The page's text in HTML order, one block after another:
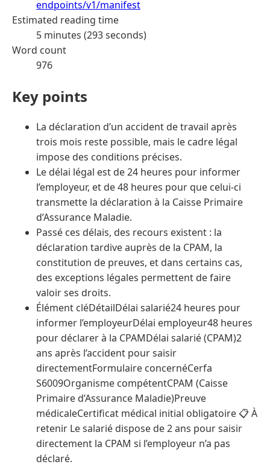
endpoints/v1/manifest
Estimated reading time
5 minutes (293 seconds)
Word count
976
Key points
La déclaration d’un accident de travail après
trois mois reste possible, mais le cadre légal
impose des conditions précises.
Le délai légal est de 24 heures pour informer
l’employeur, et de 48 heures pour que celui-ci
transmette la déclaration à la Caisse Primaire
d’Assurance Maladie.
Passé ces délais, des recours existent : la
déclaration tardive auprès de la CPAM, la
constitution de preuves, et dans certains cas,
des exceptions légales permettent de faire
valoir ses droits.
Élément cléDétailDélai salarié24 heures pour
informer l’employeurDélai employeur48 heures
pour déclarer à la CPAMDélai salarié (CPAM)2
ans après l’accident pour saisir
directementFormulaire concernéCerfa
S6009Organisme compétentCPAM (Caisse
Primaire d’Assurance Maladie)Preuve
médicaleCertificat médical initial obligatoire 📋 À
retenir Le salarié dispose de 2 ans pour saisir
directement la CPAM si l’employeur n’a pas
déclaré.